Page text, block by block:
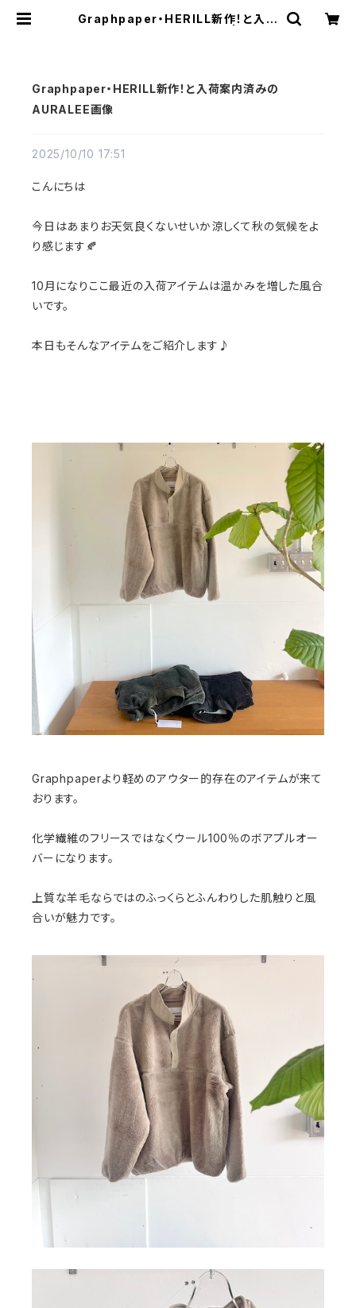
Graphpaper・HERILL新作！と入荷
Graphpaper・HERILL新作！と入荷案内済みの
AURALEE画像
2025/10/10 17:51
こんにちは
今日はあまりお天気良くないせいか涼しくて秋の気候をよ
り感じます🍂
10月になりここ最近の入荷アイテムは温かみを増した風合
いです。
本日もそんなアイテムをご紹介します♪
Graphpaperより軽めのアウター的存在のアイテムが来て
おります。
化学繊維のフリースではなくウール100％のボアプルオー
バーになります。
上質な羊毛ならではのふっくらとふんわりした肌触りと風
合いが魅力です。